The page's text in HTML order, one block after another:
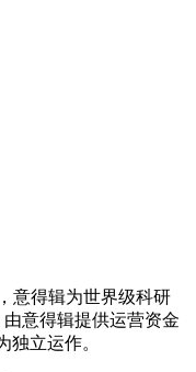
意得辑为世界级科研
意得辑提供运营资金
独立运作。